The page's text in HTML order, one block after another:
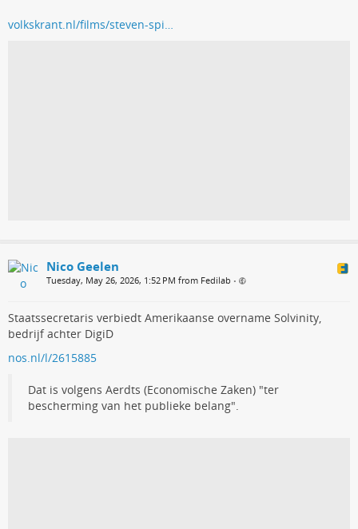
volkskrant.nl/films/steven-spi…
Nico Geelen
Tuesday, May 26, 2026, 1:52 PM from Fedilab •
Staatssecretaris verbiedt Amerikaanse overname Solvinity,
bedrijf achter DigiD
nos.nl/l/2615885
Dat is volgens Aerdts (Economische Zaken) "ter
bescherming van het publieke belang".